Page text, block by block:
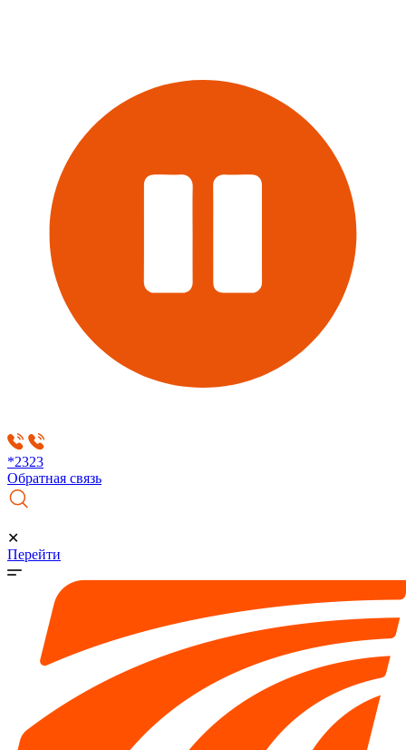
*2323
Обратная связь
✕
Перейти